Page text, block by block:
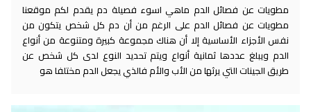
مطويات عن فصائل الدم ماهي اسوء فصيلة دم يقدم لكم موقعنا
مطويات عن فصائل الدم على الرغم من أن دم كل شخص يتكون من
نفس الأجزاء الأساسية إلا أن هناك مجموعة كبيرة ومتنوعة من أنواع
الدم ويبلغ عددها ثمانية أنواع ويتم تحديد النوع لدى كل شخص عن
طريق الجينات التي يرثها من الأب والأم فالذي يجعل الدم مختلفا هو